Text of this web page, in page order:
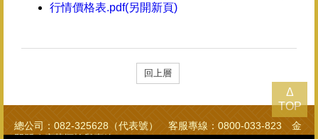
Δ
TOP
行情價格表.pdf(另開新頁)
回上層
總公司：082-325628（代表號） 客服專線：0800-033-823 金